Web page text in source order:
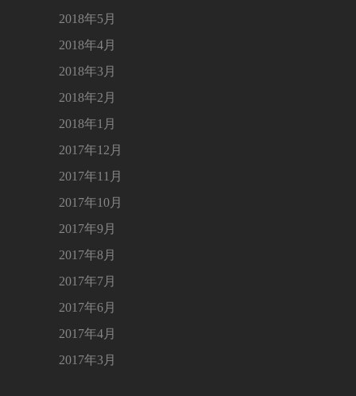
2018年5月
2018年4月
2018年3月
2018年2月
2018年1月
2017年12月
2017年11月
2017年10月
2017年9月
2017年8月
2017年7月
2017年6月
2017年4月
2017年3月